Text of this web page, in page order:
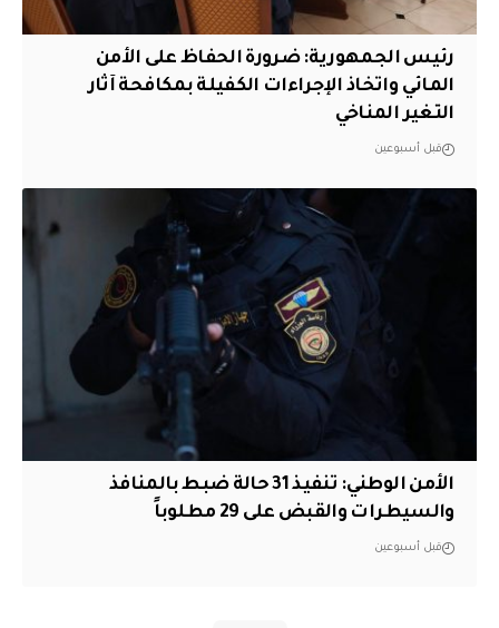
رئيس الجمهورية: ضرورة الحفاظ على الأمن
المائي واتخاذ الإجراءات الكفيلة بمكافحة آثار
التغير المناخي
قبل أسبوعين
الأمن الوطني: تنفيذ 31 حالة ضبط بالمنافذ
والسيطرات والقبض على 29 مطلوباً
قبل أسبوعين